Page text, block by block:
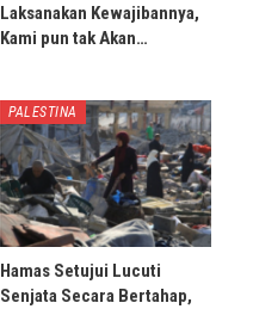
Laksanakan Kewajibannya,
Kami pun tak Akan…
PALESTINA
Hamas Setujui Lucuti
Senjata Secara Bertahap,